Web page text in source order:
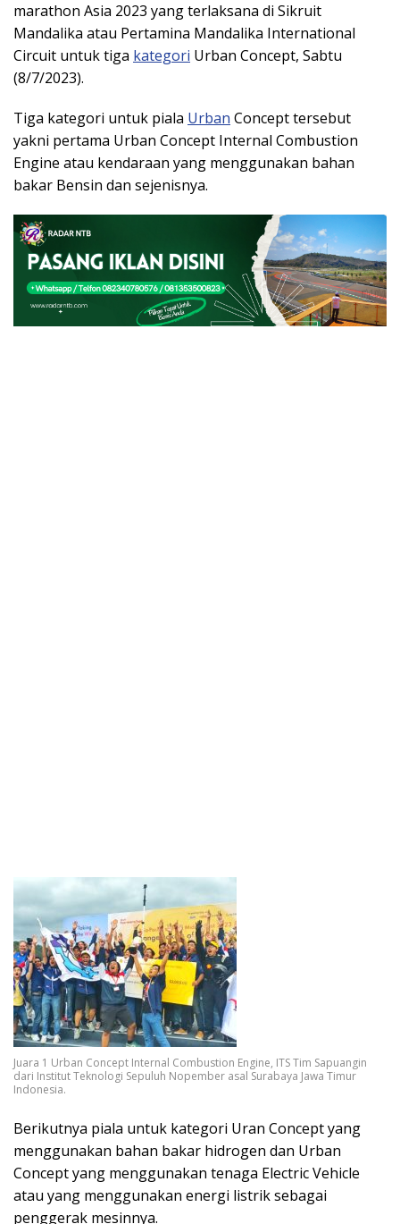
marathon Asia 2023 yang terlaksana di Sikruit
Mandalika atau Pertamina Mandalika International
Circuit untuk tiga kategori Urban Concept, Sabtu
(8/7/2023).
Tiga kategori untuk piala Urban Concept tersebut
yakni pertama Urban Concept Internal Combustion
Engine atau kendaraan yang menggunakan bahan
bakar Bensin dan sejenisnya.
Juara 1 Urban Concept Internal Combustion Engine, ITS Tim Sapuangin
dari Institut Teknologi Sepuluh Nopember asal Surabaya Jawa Timur
Indonesia.
Berikutnya piala untuk kategori Uran Concept yang
menggunakan bahan bakar hidrogen dan Urban
Concept yang menggunakan tenaga Electric Vehicle
atau yang menggunakan energi listrik sebagai
penggerak mesinnya.